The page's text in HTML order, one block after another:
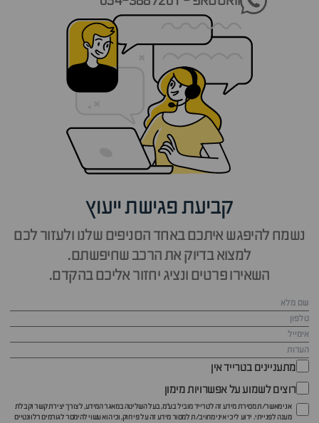
קביעת פגישת ייעוץ
נשמח להיפגש איתכם באחד הסניפים שלנו ולעזור לכם
למצוא בדיוק את הרכב שחיפשתם.
השאירו פרטים ונציג יחזור אליכם בהקדם.
מתעניינים בטרייד אין
רוצים לשמוע על אפשרויות מימון
אני מאשר/ת מסירת מידע זה לטרייד מוביל בע"מ, בעל השליטה במאגר המידע, לצורך יצירת קשר וקבלת
מענה לפנייתי. ידוע לי כי איני מחויב/ת למסור מידע זה על פי חוק, וכי הוא עשוי להימסר לגורמים רלוונטיים